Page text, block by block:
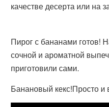
качестве десерта или на
Пирог с бананами готов!
сочной и ароматной
приготовили сами.
Банановый кекс!Просто и